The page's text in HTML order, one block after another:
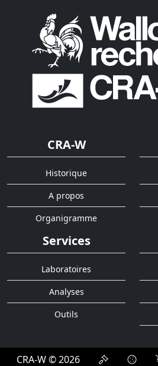
CRA-W
Historique
A propos
Organigramme
Services
Laboratoires
Analyses
Outils
CRA-W © 2026